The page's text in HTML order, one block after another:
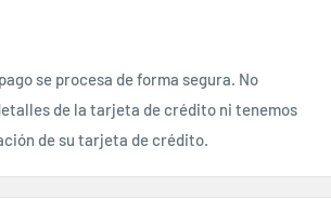
se procesa de forma segura. No
de la tarjeta de crédito ni tenemos
de su tarjeta de crédito.